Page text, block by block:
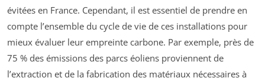
évitées en France. Cependant, il est essentiel de prendre en
compte l’ensemble du cycle de vie de ces installations pour
mieux évaluer leur empreinte carbone. Par exemple, près de
75 % des émissions des parcs éoliens proviennent de
l’extraction et de la fabrication des matériaux nécessaires à